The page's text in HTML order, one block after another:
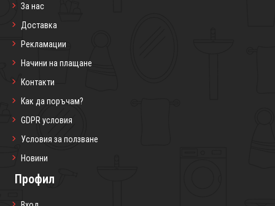
За нас
Доставка
Рекламации
Начини на плащане
Контакти
Как да поръчам?
GDPR условия
Условия за ползване
Новини
Профил